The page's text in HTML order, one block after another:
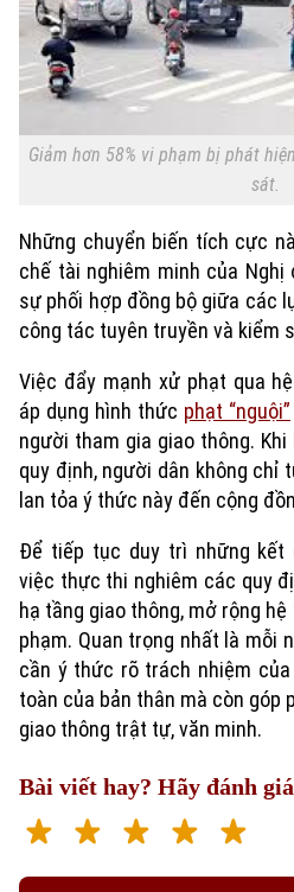
Giảm hơn 58% vi phạm bị phát
sát.
Những chuyển biến tích cực
chế tài nghiêm minh của
sự phối hợp đồng bộ giữa các
công tác tuyên truyền và kiểm
Việc đẩy mạnh xử phạt qua
áp dụng hình thức phạt “nguội”
người tham gia giao thông.
quy định, người dân không chỉ
lan tỏa ý thức này đến cộng
Để tiếp tục duy trì những kết
việc thực thi nghiêm các quy
hạ tầng giao thông, mở rộng
phạm. Quan trọng nhất là mỗi
cần ý thức rõ trách nhiệm
toàn của bản thân mà còn góp
giao thông trật tự, văn minh.
Bài viết hay? Hãy đánh